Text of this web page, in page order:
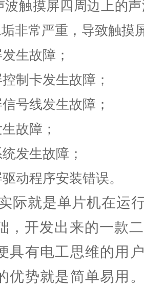
触摸屏四周边上的声
非常严重，导致触摸
生故障；
制卡发生故障；
号线发生故障；
故障；
发生故障；
动程序安装错误。
际就是单片机在运
，开发出来的一款
具有电工思维的用
优势就是简单易用